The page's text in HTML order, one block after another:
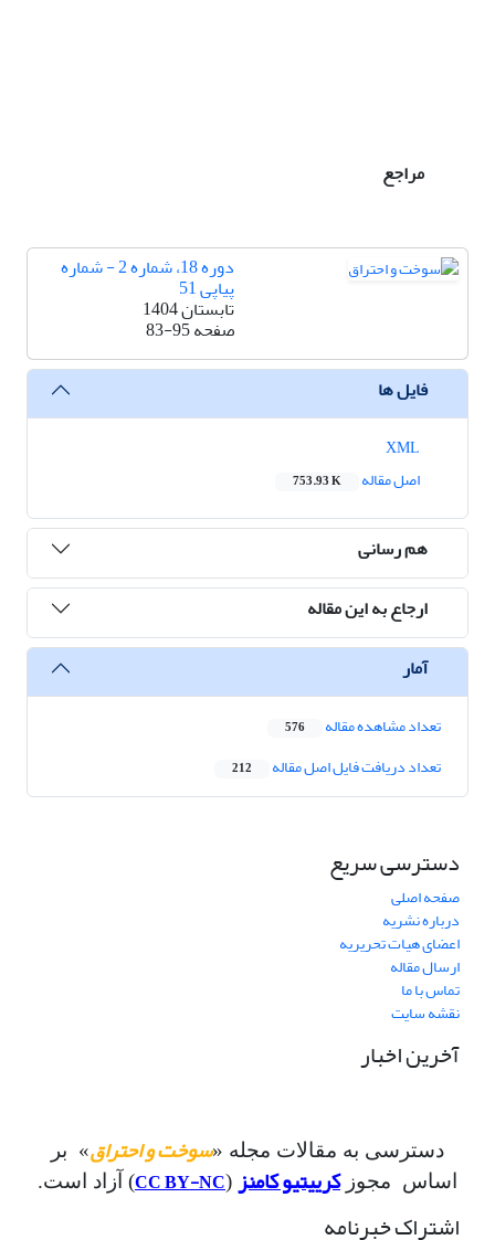
مراجع
دوره 18، شماره 2 - شماره
پیاپی 51
تابستان 1404
صفحه83-95
فایل ها
اصل مقاله
753.93 K
هم رسانی
ارجاع به این مقاله
آمار
تعداد مشاهده مقاله 576
تعداد دریافت فایل اصل مقاله 212
دسترسی سریع
صفحه اصلی
درباره نشریه
اعضای هیات تحریریه
ارسال مقاله
تماس با ما
نقشه سایت
آخرین اخبار
دسترسی به مقالات مجله «سوخت و احتراق» بر
اساس مجوزکرییتیو کامنز (
CC BY-NC) آزاد است.
اشتراک خبرنامه